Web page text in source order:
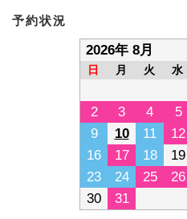
予約状況
2026年 8月
日 月 火 水
2
3 4 5
9
10 11 12
16
17 18 19
23
24 25 26
30
31